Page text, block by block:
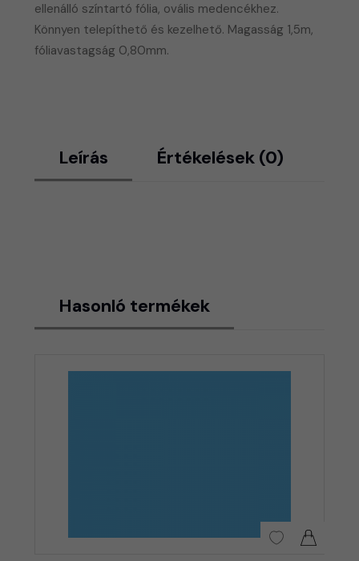
ellenálló színtartó fólia, ovális medencékhez.
Könnyen telepíthető és kezelhető. Magasság 1,5m,
fóliavastagság 0,80mm.
Leírás Értékelések (0)
Hasonló termékek